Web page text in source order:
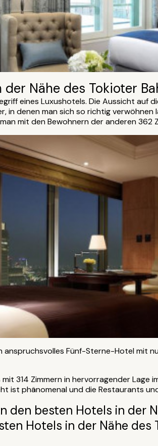
Nähe des Tokioter
eines Luxushotels. Die Aussicht auf
in denen man sich so richtig
mit den Bewohnern der anderen 362
anspruchsvolles Fünf-Sterne-Hotel mit
314 Zimmern in hervorragender Lage
ist phänomenal und die Restaurants
den besten Hotels in der
Hotels in der Nähe